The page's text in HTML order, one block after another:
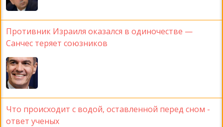
Противник Израиля оказался в одиночестве —
Санчес теряет союзников
Что происходит с водой, оставленной перед сном -
ответ ученых